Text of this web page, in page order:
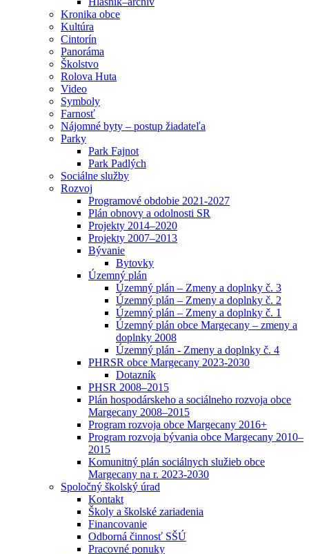
Kronika obce
Kultúra
Cintorín
Panoráma
Školstvo
Rolova Huta
Video
Symboly
Farnosť
Nájomné byty – postup žiadateľa
Parky
Park Fajnot
Park Padlých
Sociálne služby
Rozvoj
Programové obdobie 2021-2027
Plán obnovy a odolnosti SR
Projekty 2014–2020
Projekty 2007–2013
Bývanie
Bytovky
Územný plán
Územný plán – Zmeny a doplnky č. 3
Územný plán – Zmeny a doplnky č. 2
Územný plán – Zmeny a doplnky č. 1
Územný plán obce Margecany – zmeny a
doplnky 2008
Územný plán - Zmeny a doplnky č. 4
PHRSR obce Margecany 2023-2030
Dotazník
PHSR 2008–2015
Plán hospodárskeho a sociálneho rozvoja obce
Margecany 2008–2015
Program rozvoja obce Margecany 2016+
Program rozvoja bývania obce Margecany 2010–
2015
Komunitný plán sociálnych služieb obce
Margecany na r. 2023-2030
Spoločný školský úrad
Kontakt
Školy a školské zariadenia
Financovanie
Odborná činnosť SŠÚ
Pracovné ponuky